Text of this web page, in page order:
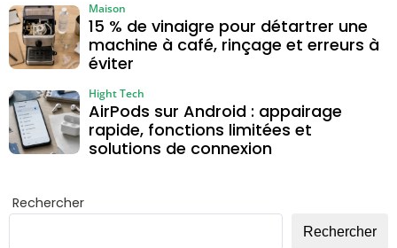
15 % de vinaigre pour détartrer une
machine à café, rinçage et erreurs à
éviter
Maison
AirPods sur Android : appairage
rapide, fonctions limitées et
solutions de connexion
Hight Tech
Rechercher
Rechercher